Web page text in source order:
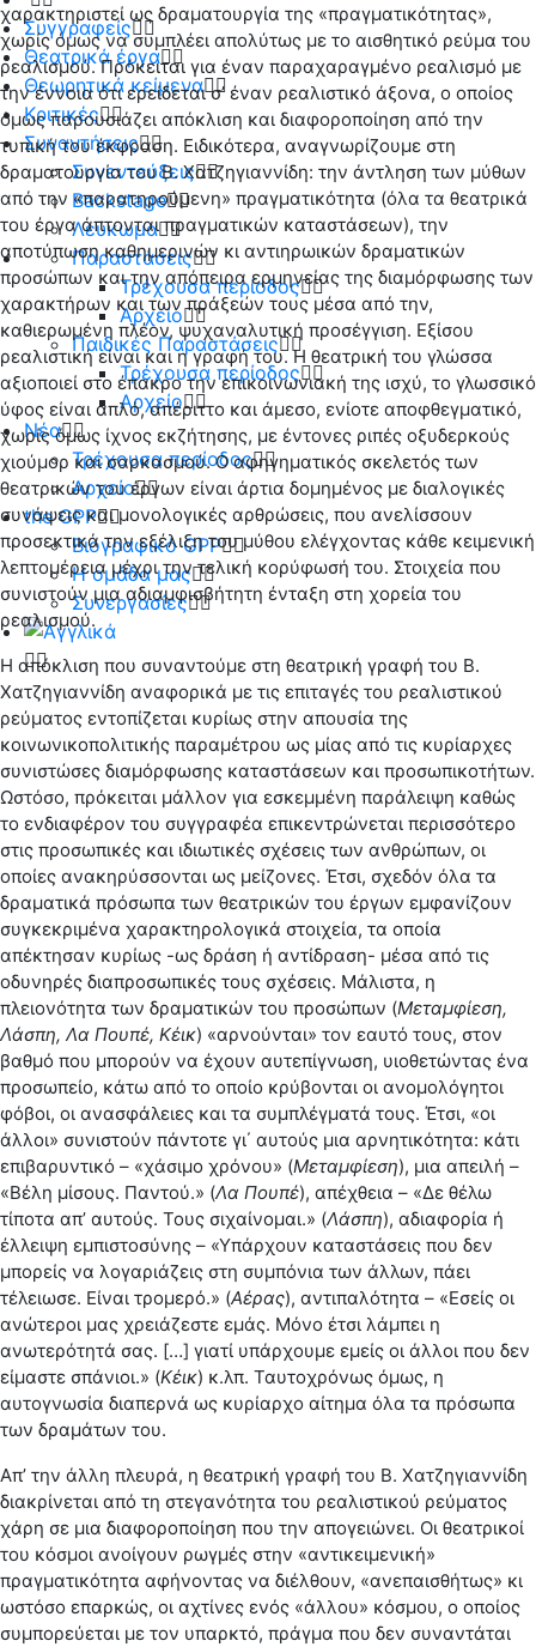
Συγγραφείς
Θεατρικά έργα
Θεωρητικά κείμενα
Κριτικές
Συναντήσεις
Συνεντεύξεις
Backstage
Λεύκωμα
Παραστάσεις
Τρέχουσα περίοδος
Αρχείο
Παιδικές Παραστάσεις
Τρέχουσα περίοδος
Αρχείο
Νέα
Τρέχουσα περίοδος
Αρχείο
the GPP
Βιογραφικό GPP
Η ομάδα μας
Συνεργασίες
χαρακτηριστεί ως δραματουργία της «πραγματικότητας»,
χωρίς όμως να συμπλέει απολύτως με το αισθητικό ρεύμα του
ρεαλισμού. Πρόκειται για έναν παραχαραγμένο ρεαλισμό με
την έννοια ότι ερείδεται σ’ έναν ρεαλιστικό άξονα, ο οποίος
όμως παρουσιάζει απόκλιση και διαφοροποίηση από την
τυπική του έκφραση. Ειδικότερα, αναγνωρίζουμε στη
δραματουργία του Β. Χατζηγιαννίδη: την άντληση των μύθων
από την «παρατηρούμενη» πραγματικότητα (όλα τα θεατρικά
του έργα άπτονται πραγματικών καταστάσεων), την
αποτύπωση καθημερινών κι αντιηρωικών δραματικών
προσώπων και την απόπειρα ερμηνείας της διαμόρφωσης των
χαρακτήρων και των πράξεών τους μέσα από την,
καθιερωμένη πλέον, ψυχαναλυτική προσέγγιση. Εξίσου
ρεαλιστική είναι και η γραφή του. Η θεατρική του γλώσσα
αξιοποιεί στο έπακρο την επικοινωνιακή της ισχύ, το γλωσσικό
ύφος είναι απλό, απέριττο και άμεσο, ενίοτε αποφθεγματικό,
χωρίς όμως ίχνος εκζήτησης, με έντονες ριπές οξυδερκούς
χιούμορ και σαρκασμού. Ο αφηγηματικός σκελετός των
θεατρικών του έργων είναι άρτια δομημένος με διαλογικές
συνάψεις και μονολογικές αρθρώσεις, που ανελίσσουν
προσεκτικά την εξέλιξη του μύθου ελέγχοντας κάθε κειμενική
λεπτομέρεια μέχρι την τελική κορύφωσή του. Στοιχεία που
συνιστούν μια αδιαμφισβήτητη ένταξη στη χορεία του
ρεαλισμού.
Η απόκλιση που συναντούμε στη θεατρική γραφή του Β.
Χατζηγιαννίδη αναφορικά με τις επιταγές του ρεαλιστικού
ρεύματος εντοπίζεται κυρίως στην απουσία της
κοινωνικοπολιτικής παραμέτρου ως μίας από τις κυρίαρχες
συνιστώσες διαμόρφωσης καταστάσεων και προσωπικοτήτων.
Ωστόσο, πρόκειται μάλλον για εσκεμμένη παράλειψη καθώς
το ενδιαφέρον του συγγραφέα επικεντρώνεται περισσότερο
στις προσωπικές και ιδιωτικές σχέσεις των ανθρώπων, οι
οποίες ανακηρύσσονται ως μείζονες. Έτσι, σχεδόν όλα τα
δραματικά πρόσωπα των θεατρικών του έργων εμφανίζουν
συγκεκριμένα χαρακτηρολογικά στοιχεία, τα οποία
απέκτησαν κυρίως -ως δράση ή αντίδραση- μέσα από τις
οδυνηρές διαπροσωπικές τους σχέσεις. Μάλιστα, η
πλειονότητα των δραματικών του προσώπων (Μεταμφίεση,
Λάσπη, Λα Πουπέ, Κέικ) «αρνούνται» τον εαυτό τους, στον
βαθμό που μπορούν να έχουν αυτεπίγνωση, υιοθετώντας ένα
προσωπείο, κάτω από το οποίο κρύβονται οι ανομολόγητοι
φόβοι, οι ανασφάλειες και τα συμπλέγματά τους. Έτσι, «οι
άλλοι» συνιστούν πάντοτε γι΄ αυτούς μια αρνητικότητα: κάτι
επιβαρυντικό – «χάσιμο χρόνου» (Μεταμφίεση), μια απειλή –
«Βέλη μίσους. Παντού.» (Λα Πουπέ), απέχθεια – «Δε θέλω
τίποτα απ’ αυτούς. Τους σιχαίνομαι.» (Λάσπη), αδιαφορία ή
έλλειψη εμπιστοσύνης – «Υπάρχουν καταστάσεις που δεν
μπορείς να λογαριάζεις στη συμπόνια των άλλων, πάει
τέλειωσε. Είναι τρομερό.» (Αέρας), αντιπαλότητα – «Εσείς οι
ανώτεροι μας χρειάζεστε εμάς. Μόνο έτσι λάμπει η
ανωτερότητά σας. […] γιατί υπάρχουμε εμείς οι άλλοι που δεν
είμαστε σπάνιοι.» (Κέικ) κ.λπ. Ταυτοχρόνως όμως, η
αυτογνωσία διαπερνά ως κυρίαρχο αίτημα όλα τα πρόσωπα
των δραμάτων του.
Απ’ την άλλη πλευρά, η θεατρική γραφή του Β. Χατζηγιαννίδη
διακρίνεται από τη στεγανότητα του ρεαλιστικού ρεύματος
χάρη σε μια διαφοροποίηση που την απογειώνει. Οι θεατρικοί
του κόσμοι ανοίγουν ρωγμές στην «αντικειμενική»
πραγματικότητα αφήνοντας να διέλθουν, «ανεπαισθήτως» κι
ωστόσο επαρκώς, οι αχτίνες ενός «άλλου» κόσμου, ο οποίος
συμπορεύεται με τον υπαρκτό, πράγμα που δεν συναντάται